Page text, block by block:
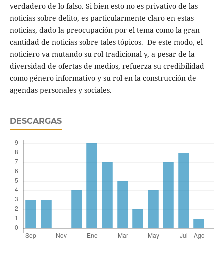
verdadero de lo falso. Si bien esto no es privativo de las
noticias sobre delito, es particularmente claro en estas
noticias, dado la preocupación por el tema como la gran
cantidad de noticias sobre tales tópicos. De este modo, el
noticiero va mutando su rol tradicional y, a pesar de la
diversidad de ofertas de medios, refuerza su credibilidad
como género informativo y su rol en la construcción de
agendas personales y sociales.
DESCARGAS